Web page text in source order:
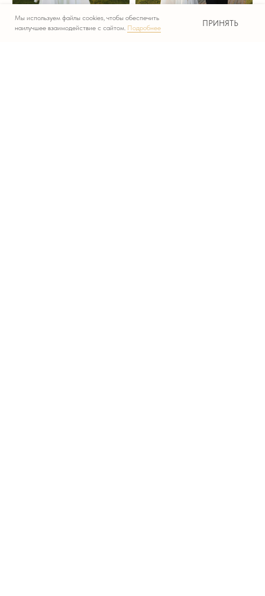
Мы используем файлы cookies, чтобы обеспечить
наилучшее взаимодействие с сайтом. Подробнее
ПРИНЯТЬ